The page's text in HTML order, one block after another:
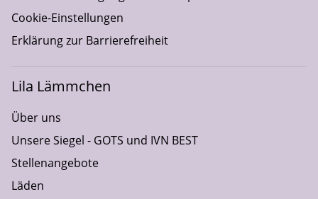
Cookie-Einstellungen
Erklärung zur Barrierefreiheit
Lila Lämmchen
Über uns
Unsere Siegel - GOTS und IVN BEST
Stellenangebote
Läden